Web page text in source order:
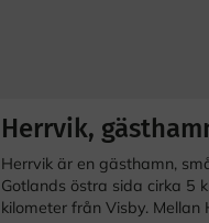
Herrvik,
Herrvik är en gästhamn,
Gotlands östra sida cirka 5
kilometer från Visby.